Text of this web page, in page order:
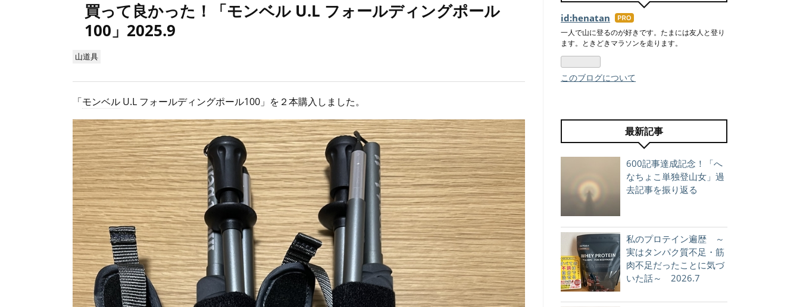
買って良かった！「モンベル U.L フォールディングポール
100」2025.9
山道具
「モンベル U.L フォールディングポール100」を２本購入しました。
id:henatan はて
なブ
ログ
一人で山に登るのが好きです。たまには友人と登り
ます。ときどきマラソンを走ります。
このブログについて
最新記事
600記事達成記念！「へ
なちょこ単独登山女」過
去記事を振り返る
私のプロテイン遍歴 ～
実はタンパク質不足・筋
肉不足だったことに気づ
いた話～ 2026.7